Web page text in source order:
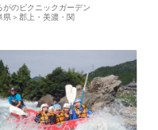
！＜親子参加OK＞
がのピクニックガーデン
県
郡上・美濃・関